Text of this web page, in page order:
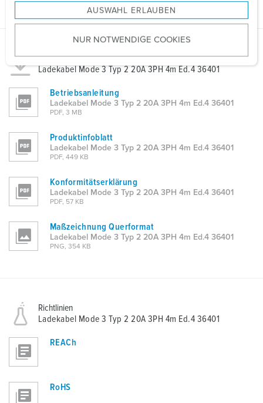
u
w
a
l
AUSWAHL ERLAUBEN
NUR NOTWENDIGE COOKIES
Planungsdaten & Downloads
Ladekabel Mode 3 Typ 2 20A 3PH 4m Ed.4 36401
Betriebsanleitung
Ladekabel Mode 3 Typ 2 20A 3PH 4m Ed.4 36401
PDF, 3 MB
Produktinfoblatt
Ladekabel Mode 3 Typ 2 20A 3PH 4m Ed.4 36401
PDF, 449 KB
Konformitätserklärung
Ladekabel Mode 3 Typ 2 20A 3PH 4m Ed.4 36401
PDF, 57 KB
Maßzeichnung Querformat
Ladekabel Mode 3 Typ 2 20A 3PH 4m Ed.4 36401
PNG, 354 KB
Richtlinien
Ladekabel Mode 3 Typ 2 20A 3PH 4m Ed.4 36401
REACh
RoHS